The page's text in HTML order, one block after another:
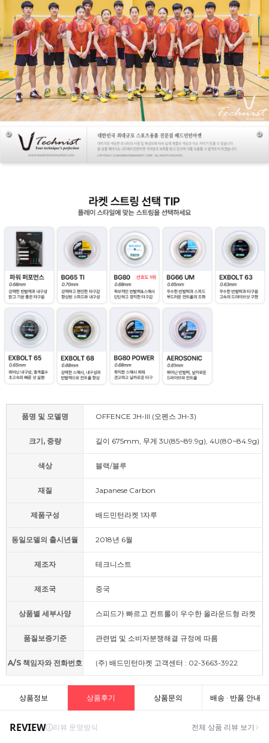
품명 및 모델명 OFFENCE JH-III (오펜스 JH-3)
크기, 중량 길이 675mm, 무게 3U(85~89.9g), 4U(80~84.9g)
색상 블랙/블루
재질 Japanese Carbon
제품구성 배드민턴라켓 1자루
동일모델의 출시년월 2018년 6월
제조자 테크니스트
제조국 중국
상품별 세부사양 스피드가 빠르고 컨트롤이 우수한 올라운드형 라켓
품질보증기준 관련법 및 소비자분쟁해결 규정에 따름
A/S 책임자와 전화번호 (주) 배드민턴마켓 고객센터 : 02-3663-3922
상품정보 상품후기 상품문의 배송 · 반품 안내